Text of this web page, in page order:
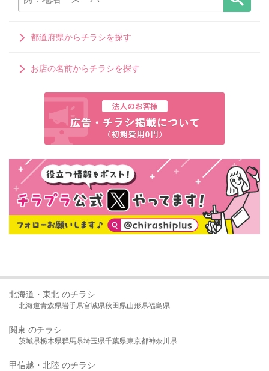
都道府県からチラシを探す
お店の名前からチラシを探す
北海道・東北 のチラシ
北海道青森県岩手県宮城県秋田県山形県福島県
関東 のチラシ
茨城県栃木県群馬県埼玉県千葉県東京都神奈川県
甲信越・北陸 のチラシ